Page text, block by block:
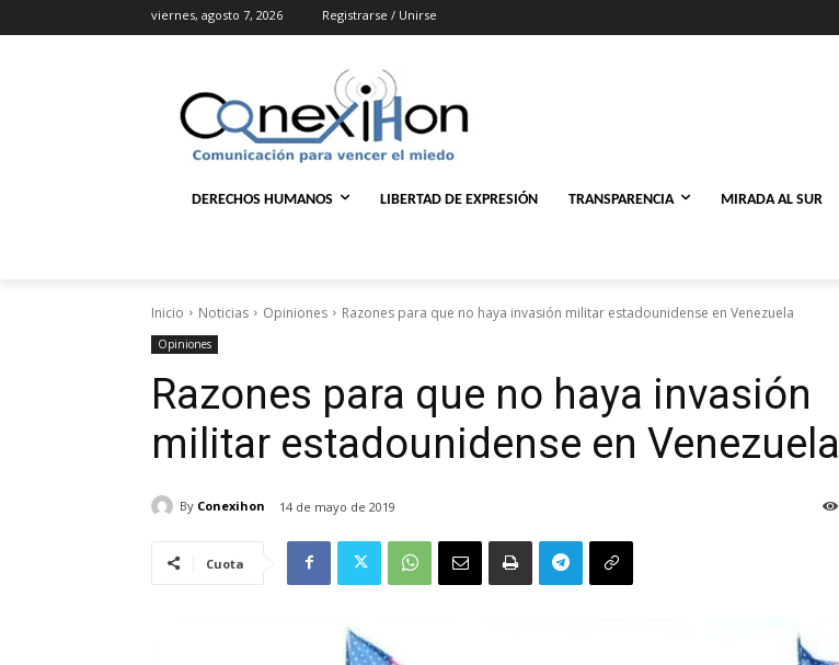
viernes, agosto 7, 2026 Registrarse / Unirse
DERECHOS HUMANOS LIBERTAD DE EXPRESIÓN TRANSPARENCIA MIRADA AL SUR
Inicio Noticias Opiniones Razones para que no haya invasión militar estadounidense en Venezuela
Opiniones
Razones para que no haya invasión
militar estadounidense en Venezuela
By Conexihon 14 de mayo de 2019
Cuota